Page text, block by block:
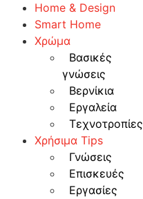
Home & Design
Smart Home
Χρώμα
Βασικές
γνώσεις
Βερνίκια
Εργαλεία
Τεχνοτροπίες
Χρήσιμα Tips
Γνώσεις
Επισκευές
Εργασίες